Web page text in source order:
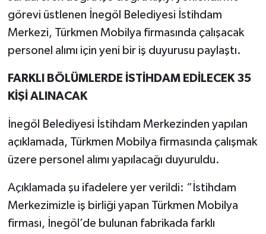
görevi üstlenen İnegöl Belediyesi İstihdam
Merkezi, Türkmen Mobilya firmasında çalışacak
personel alımı için yeni bir iş duyurusu paylaştı.
FARKLI BÖLÜMLERDE İSTİHDAM EDİLECEK 35
KİŞİ ALINACAK
İnegöl Belediyesi İstihdam Merkezinden yapılan
açıklamada, Türkmen Mobilya firmasında çalışmak
üzere personel alımı yapılacağı duyuruldu.
Açıklamada şu ifadelere yer verildi: “İstihdam
Merkezimizle iş birliği yapan Türkmen Mobilya
firması, İnegöl’de bulunan fabrikada farklı